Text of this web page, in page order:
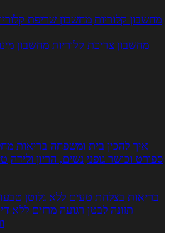
מחשבון קלוריות מחשבון שריפת
מחשבון צריכת קלוריות מחשבון
איך להכין בית ומשפחה בריאות
ספורט וכושר גופני נשים, הריון ולידה
בריאות בצלחת טעים ללא גלוטן
תזונה לבטן רגועה מרזים ללא